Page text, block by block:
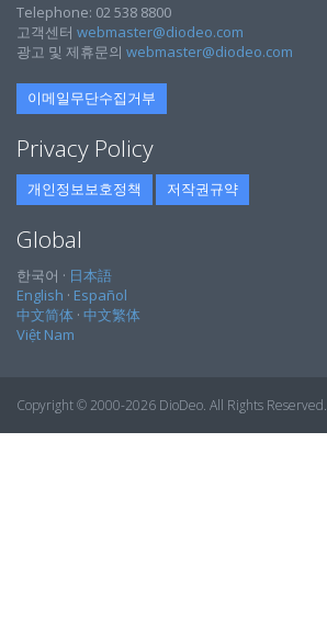
Telephone: 02 538 8800
고객센터 webmaster@diodeo.com
광고 및 제휴문의 webmaster@diodeo.com
이메일무단수집거부
Privacy Policy
개인정보보호정책 저작권규약
Global
한국어 · 日本語
English · Español
中文简体 · 中文繁体
Việt Nam
Copyright © 2000-2026 DioDeo. All Rights Reserved.